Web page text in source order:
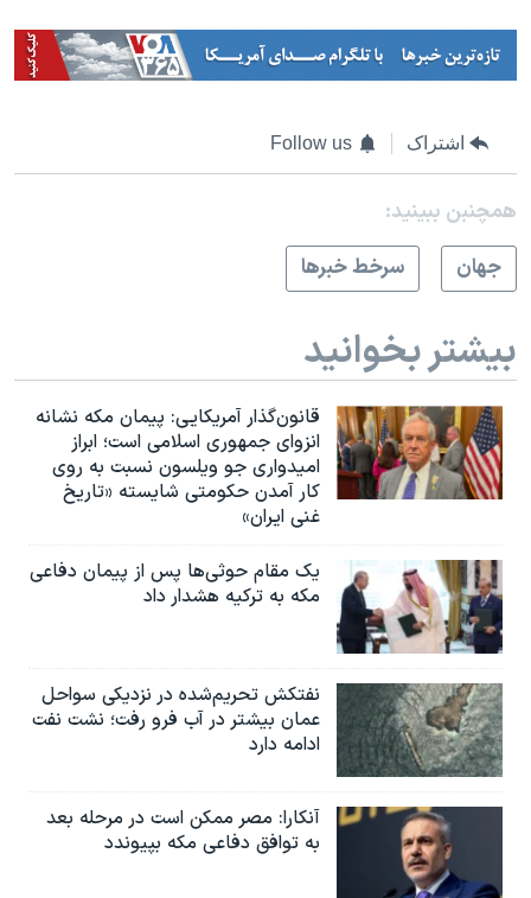
اشتراک Follow us
همچنبن ببینید:
جهان
سرخط خبرها
بیشتر بخوانید
قانون‌گذار آمریکایی: پیمان مکه نشانه
انزوای جمهوری اسلامی است؛ ابراز
امیدواری جو ویلسون نسبت به روی
کار آمدن حکومتی شایسته «تاریخ
غنی ایران»
یک مقام حوثی‌ها پس از پیمان دفاعی
مکه به ترکیه هشدار داد
نفتکش تحریم‌شده در نزدیکی سواحل
عمان بیشتر در آب فرو رفت؛ نشت نفت
ادامه دارد
آنکارا: مصر ممکن است در مرحله بعد
به توافق دفاعی مکه بپیوندد